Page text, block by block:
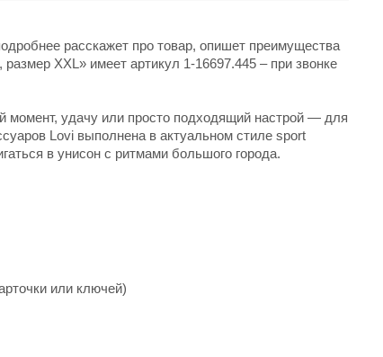
расскажет про товар, опишет преимущества
XXL» имеет артикул 1-16697.445 – при звонке
момент, удачу или просто подходящий настрой — для
Lovi выполнена в актуальном стиле sport
в унисон с ритмами большого города.
или ключей)